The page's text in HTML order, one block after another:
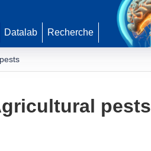
Datalab Recherche
pests